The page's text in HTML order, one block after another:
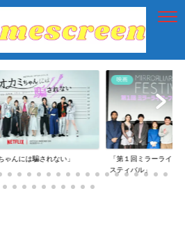
ーライアーフィルムズ・フェ
映画
「第一回横浜国際映画